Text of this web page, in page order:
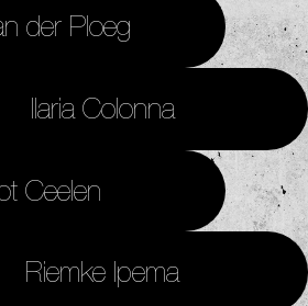
der Ploeg
Ilaria Colonna
Ceelen
Riemke Ipema